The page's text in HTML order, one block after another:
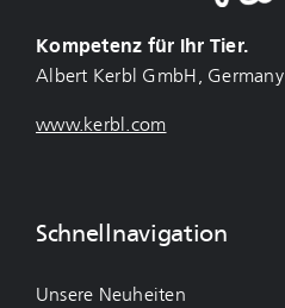
Kompetenz für Ihr Tier.
Albert Kerbl GmbH, Germany
www.kerbl.com
Schnellnavigation
Unsere Neuheiten